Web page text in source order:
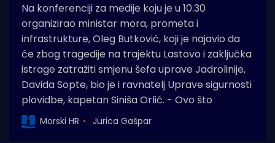
Na konferenciji za medije koju je u 10.30
organizirao ministar mora, prometa i
infrastrukture, Oleg Butković, koji je najavio da
će zbog tragedije na trajektu Lastovo i zaključka
istrage zatražiti smjenu šefa uprave Jadrolinije,
Davida Sopte, bio je i ravnatelj Uprave sigurnosti
plovidbe, kapetan Siniša Orlić. - Ovo što
Morski HR Jurica Gašpar